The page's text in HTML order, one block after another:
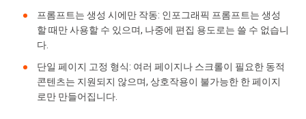
프롬프트는 생성 시에만 작동: 인포그래픽 프롬프트는 생성
할 때만 사용할 수 있으며, 나중에 편집 용도로는 쓸 수 없습니
다.
단일 페이지 고정 형식: 여러 페이지나 스크롤이 필요한 동적
콘텐츠는 지원되지 않으며, 상호작용이 불가능한 한 페이지
로만 만들어집니다.